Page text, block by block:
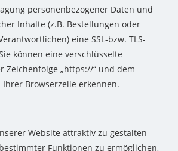
personenbezogener Daten und
Inhalte (z.B. Bestellungen oder
eine SSL-bzw. TLS-
können eine verschlüsselte
Zeichenfolge „https://“ und dem
Ihrer Browserzeile erkennen.
Website attraktiv zu gestalten
Funktionen zu ermöglichen,